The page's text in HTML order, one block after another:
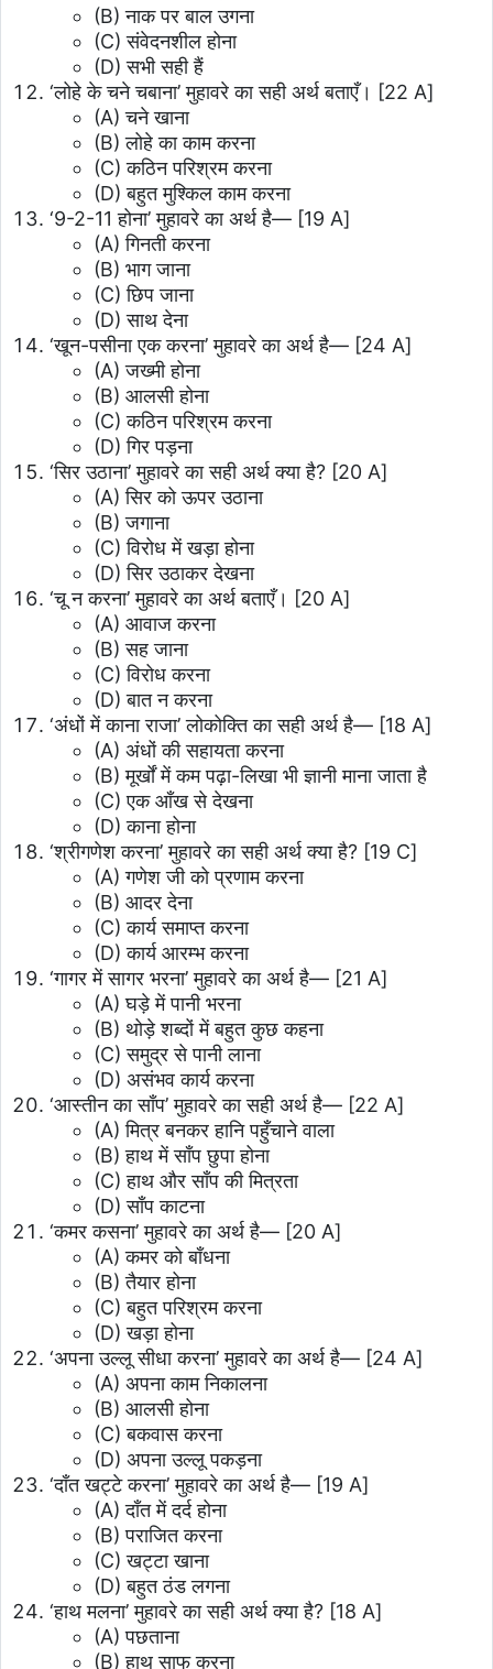
(B) नाक पर बाल उगना
(C) संवेदनशील होना
(D) सभी सही हैं
‘लोहे के चने चबाना’ मुहावरे का सही अर्थ बताएँ। [22 A]
(A) चने खाना
(B) लोहे का काम करना
(C) कठिन परिश्रम करना
(D) बहुत मुश्किल काम करना
‘9-2-11 होना’ मुहावरे का अर्थ है— [19 A]
(A) गिनती करना
(B) भाग जाना
(C) छिप जाना
(D) साथ देना
‘खून-पसीना एक करना’ मुहावरे का अर्थ है— [24 A]
(A) जख्मी होना
(B) आलसी होना
(C) कठिन परिश्रम करना
(D) गिर पड़ना
‘सिर उठाना’ मुहावरे का सही अर्थ क्या है? [20 A]
(A) सिर को ऊपर उठाना
(B) जगाना
(C) विरोध में खड़ा होना
(D) सिर उठाकर देखना
‘चू न करना’ मुहावरे का अर्थ बताएँ। [20 A]
(A) आवाज करना
(B) सह जाना
(C) विरोध करना
(D) बात न करना
‘अंधों में काना राजा’ लोकोक्ति का सही अर्थ है— [18 A]
(A) अंधों की सहायता करना
(B) मूर्खों में कम पढ़ा-लिखा भी ज्ञानी माना जाता है
(C) एक आँख से देखना
(D) काना होना
‘श्रीगणेश करना’ मुहावरे का सही अर्थ क्या है? [19 C]
(A) गणेश जी को प्रणाम करना
(B) आदर देना
(C) कार्य समाप्त करना
(D) कार्य आरम्भ करना
‘गागर में सागर भरना’ मुहावरे का अर्थ है— [21 A]
(A) घड़े में पानी भरना
(B) थोड़े शब्दों में बहुत कुछ कहना
(C) समुद्र से पानी लाना
(D) असंभव कार्य करना
‘आस्तीन का साँप’ मुहावरे का सही अर्थ है— [22 A]
(A) मित्र बनकर हानि पहुँचाने वाला
(B) हाथ में साँप छुपा होना
(C) हाथ और साँप की मित्रता
(D) साँप काटना
‘कमर कसना’ मुहावरे का अर्थ है— [20 A]
(A) कमर को बाँधना
(B) तैयार होना
(C) बहुत परिश्रम करना
(D) खड़ा होना
‘अपना उल्लू सीधा करना’ मुहावरे का अर्थ है— [24 A]
(A) अपना काम निकालना
(B) आलसी होना
(C) बकवास करना
(D) अपना उल्लू पकड़ना
‘दाँत खट्टे करना’ मुहावरे का अर्थ है— [19 A]
(A) दाँत में दर्द होना
(B) पराजित करना
(C) खट्टा खाना
(D) बहुत ठंड लगना
‘हाथ मलना’ मुहावरे का सही अर्थ क्या है? [18 A]
(A) पछताना
(B) हाथ साफ करना